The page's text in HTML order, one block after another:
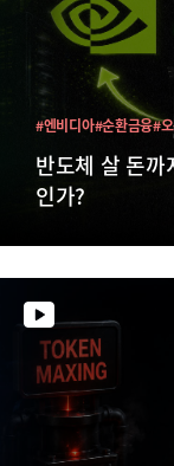
반도체 살 돈까
인가?
#엔비디아#순환금융#